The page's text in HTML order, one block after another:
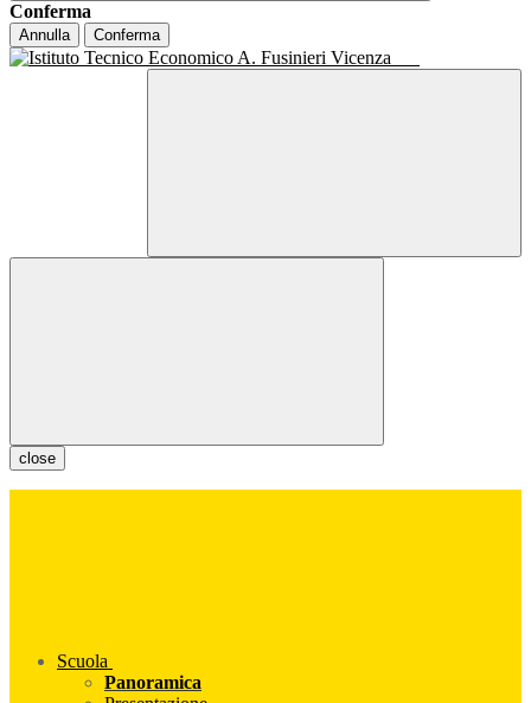
Conferma
Annulla Conferma
close
Scuola
Panoramica